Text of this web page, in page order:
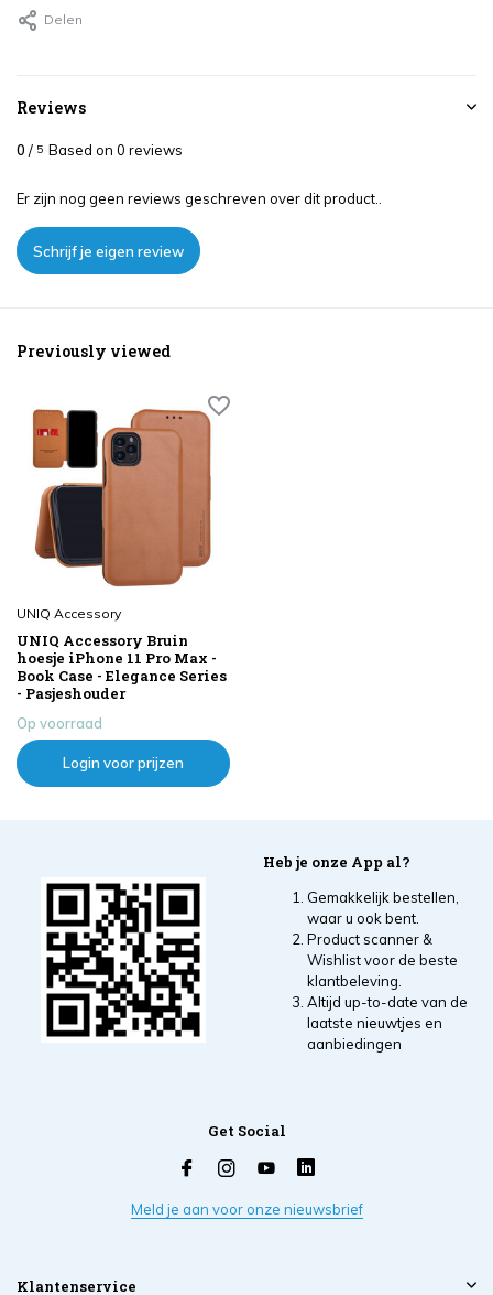
Delen
Reviews
0 / 5 Based on 0 reviews
Er zijn nog geen reviews geschreven over dit product..
Schrijf je eigen review
Previously viewed
UNIQ Accessory
UNIQ Accessory Bruin
hoesje iPhone 11 Pro Max -
Book Case - Elegance Series
- Pasjeshouder
Op voorraad
Login voor prijzen
Heb je onze App al?
Gemakkelijk bestellen,
waar u ook bent.
Product scanner &
Wishlist voor de beste
klantbeleving.
Altijd up-to-date van de
laatste nieuwtjes en
aanbiedingen
Get Social
Meld je aan voor onze nieuwsbrief
Klantenservice